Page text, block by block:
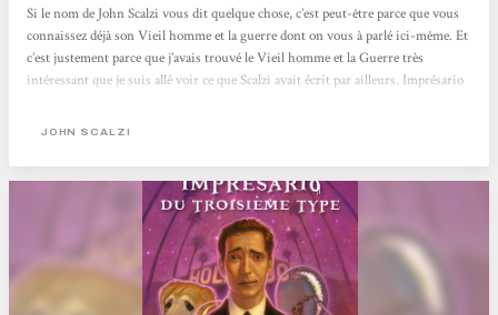
Si le nom de John Scalzi vous dit quelque chose, c’est peut-être parce que vous
connaissez déjà son Vieil homme et la guerre dont on vous à parlé ici-même. Et
c’est justement parce que j’avais trouvé le Vieil homme et la Guerre très
intéressant que je suis allé voir ce que Scalzi avait écrit par ailleurs. Imprésario
assez confidentiel en France. Pourtant, même si ce n’est pas un chef d’oeuvre
JOHN SCALZI